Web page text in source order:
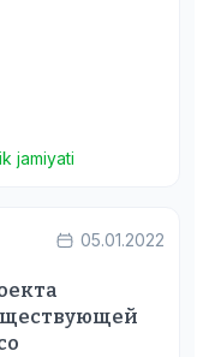
jamiyati
05.01.2022